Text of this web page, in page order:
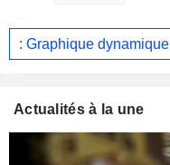
: Graphique dynamique
Actualités à la une